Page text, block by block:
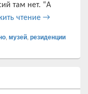
там нет. “А
чтение Запретный
→
, музей, резиденции